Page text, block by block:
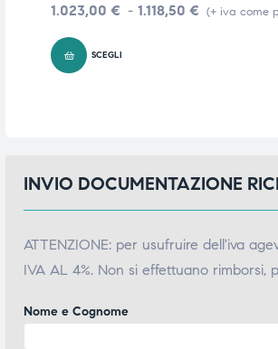
1.023,00 € - 1.118,50 € (+ iva come
SCEGLI
INVIO DOCUMENTAZIONE
ATTENZIONE: per usufruire dell'iva
IVA AL 4%. Non si effettuano
Nome e Cognome